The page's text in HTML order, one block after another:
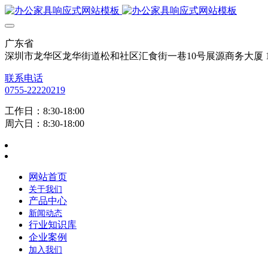
广东省
深圳市龙华区龙华街道松和社区汇食街一巷10号展源商务大厦
联系电话
0755-22220219
工作日：8:30-18:00
周六日：8:30-18:00
网站首页
关于我们
产品中心
新闻动态
行业知识库
企业案例
加入我们